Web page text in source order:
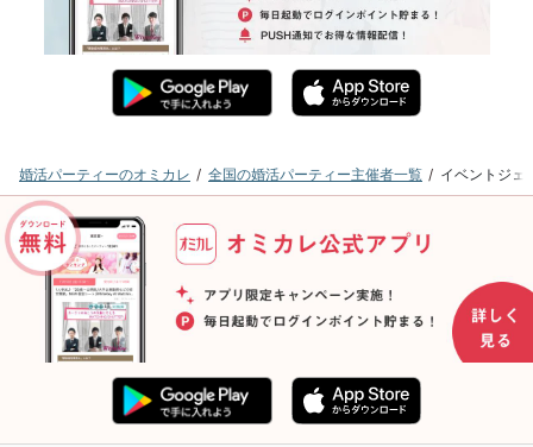
婚活パーティーのオミカレ 全国の婚活パーティー主催者一覧 イベントジェ